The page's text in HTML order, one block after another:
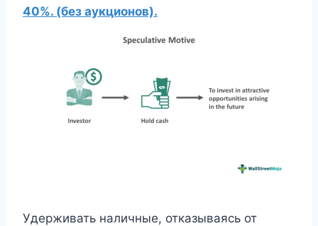
40%. (без аукционов).
Удерживать наличные, отказываясь от